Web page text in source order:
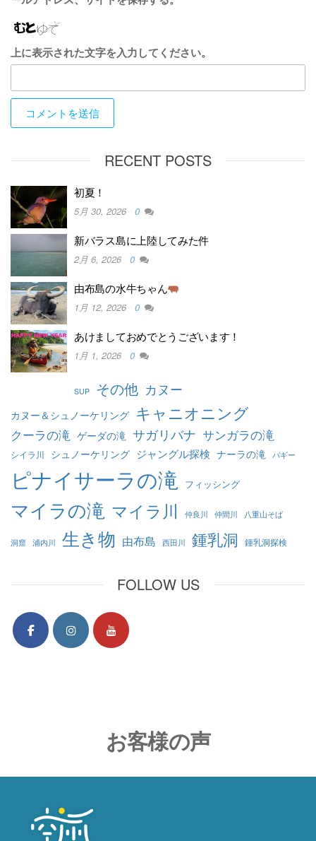
上に表示された文字を入力してください。
RECENT POSTS
初夏！
5月 30, 2026 0
新バラス島に上陸してみた件
2月 6, 2026 0
由布島の水牛ちゃん
1月 12, 2026 0
あけましておめでとうございます！
1月 1, 2026 0
SUP その他 カヌー
カヌー＆シュノーケリング キャニオニング
クーラの滝 ゲーダの滝 サガリバナ サンガラの滝
シイラ川 シュノーケリング ジャングル探検 ナーラの滝 バギー
ピナイサーラの滝 フィッシング
マイラの滝 マイラ川 仲良川 仲間川 八重山そば
洞窟 浦内川 生き物 由布島 西田川 鍾乳洞 鍾乳洞探検
FOLLOW US
お客様の声